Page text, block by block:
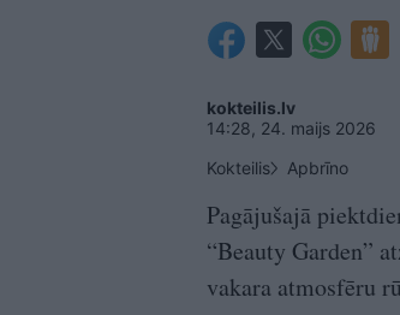
kokteilis.lv
14:28, 24. maijs 2026
Kokteilis
Apbrīno
Pagājušajā
“Beauty Garden”
vakara atmosfēru